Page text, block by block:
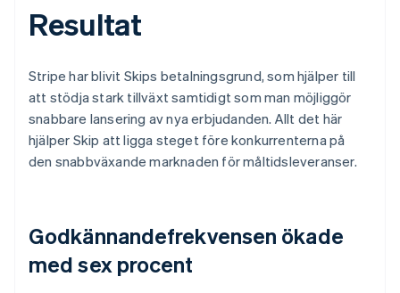
Resultat
Stripe har blivit Skips betalningsgrund, som hjälper till
att stödja stark tillväxt samtidigt som man möjliggör
snabbare lansering av nya erbjudanden. Allt det här
hjälper Skip att ligga steget före konkurrenterna på
den snabbväxande marknaden för måltidsleveranser.
Godkännandefrekvensen ökade
med sex procent